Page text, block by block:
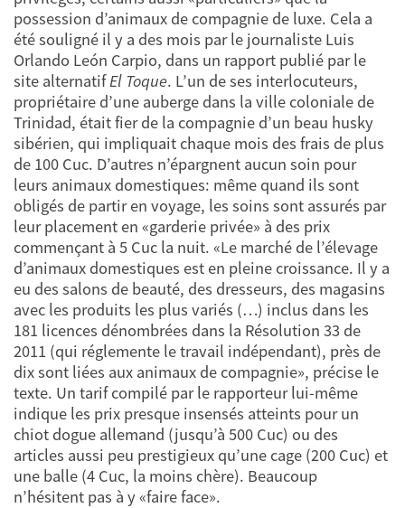
possession d’animaux de compagnie de luxe. Cela a
été souligné il y a des mois par le journaliste Luis
Orlando León Carpio, dans un rapport publié par le
site alternatifEl Toque. L’un de ses interlocuteurs,
propriétaire d’une auberge dans la ville coloniale de
Trinidad, était fier de la compagnie d’un beau husky
sibérien, qui impliquait chaque mois des frais de plus
de 100 Cuc. D’autres n’épargnent aucun soin pour
leurs animaux domestiques: même quand ils sont
obligés de partir en voyage, les soins sont assurés par
leur placement en «garderie privée» à des prix
commençant à 5 Cuc la nuit. «Le marché de l’élevage
d’animaux domestiques est en pleine croissance. Il y a
eu des salons de beauté, des dresseurs, des magasins
avec les produits les plus variés (…) inclus dans les
181 licences dénombrées dans la Résolution 33 de
2011 (qui réglemente le travail indépendant), près de
dix sont liées aux animaux de compagnie», précise le
texte. Un tarif compilé par le rapporteur lui-même
indique les prix presque insensés atteints pour un
chiot dogue allemand (jusqu’à 500 Cuc) ou des
articles aussi peu prestigieux qu’une cage (200 Cuc) et
une balle (4 Cuc, la moins chère). Beaucoup
n’hésitent pas à y «faire face».